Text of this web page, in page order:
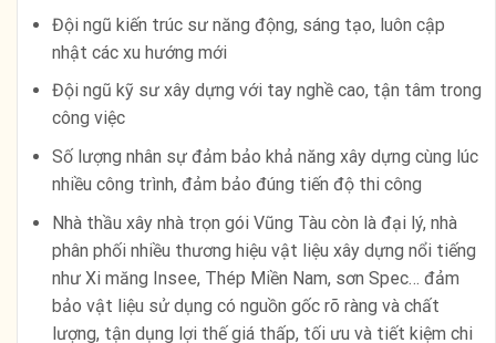
Đội ngũ kiến trúc sư năng động, sáng tạo, luôn cập
nhật các xu hướng mới
Đội ngũ kỹ sư xây dựng với tay nghề cao, tận tâm trong
công việc
Số lượng nhân sự đảm bảo khả năng xây dựng cùng lúc
nhiều công trình, đảm bảo đúng tiến độ thi công
Nhà thầu xây nhà trọn gói Vũng Tàu còn là đại lý, nhà
phân phối nhiều thương hiệu vật liệu xây dựng nổi tiếng
như Xi măng Insee, Thép Miền Nam, sơn Spec… đảm
bảo vật liệu sử dụng có nguồn gốc rõ ràng và chất
lượng, tận dụng lợi thế giá thấp, tối ưu và tiết kiệm chi